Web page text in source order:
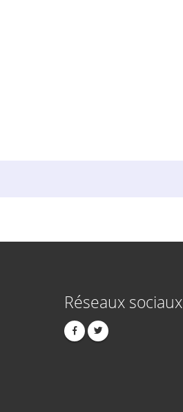
Réseaux sociaux